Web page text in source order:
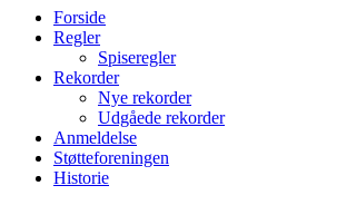
Forside
Regler
Spiseregler
Rekorder
Nye rekorder
Udgåede rekorder
Anmeldelse
Støtteforeningen
Historie